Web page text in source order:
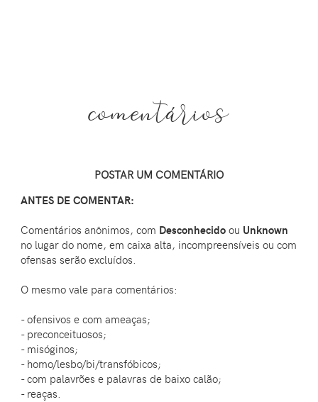
comentários
POSTAR UM COMENTÁRIO
ANTES DE COMENTAR:
Comentários anônimos, com Desconhecido ou Unknown
no lugar do nome, em caixa alta, incompreensíveis ou com
ofensas serão excluídos.
O mesmo vale para comentários:
- ofensivos e com ameaças;
- preconceituosos;
- misóginos;
- homo/lesbo/bi/transfóbicos;
- com palavrões e palavras de baixo calão;
- reaças.